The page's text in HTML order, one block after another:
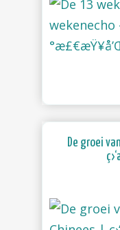
De groei